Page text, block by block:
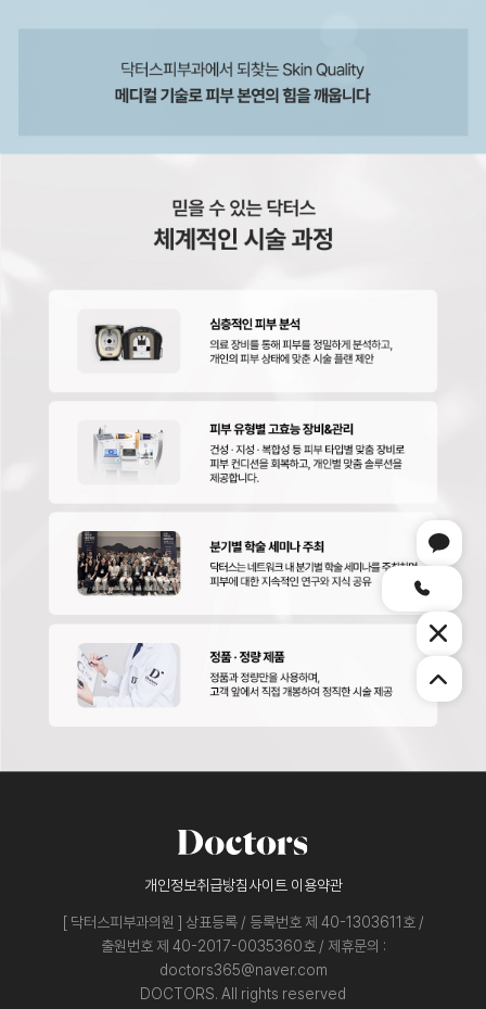
개인정보취급방침사이트 이용약관
[ 닥터스피부과의원 ] 상표등록 / 등록번호 제 40-1303611호 /
출원번호 제 40-2017-0035360호 / 제휴문의 :
doctors365@naver.com
DOCTORS. All rights reserved